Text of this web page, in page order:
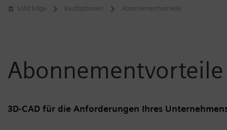
Solid Edge Kaufoptionen Abonnementvorteile
Abonnementvorteile
3D-CAD für die Anforderungen Ihres
c